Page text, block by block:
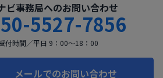
ビ事務局へのお問い合わせ
5527-7856
付時間／平日 9：00～18：00
メールでのお問い合わせ